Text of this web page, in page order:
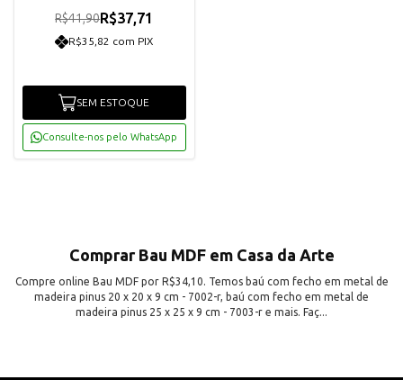
R$41,90R$37,71
R$35,82 com PIX
SEM ESTOQUE
Consulte-nos pelo WhatsApp
Comprar Bau MDF em Casa da Arte
Compre online Bau MDF por R$34,10. Temos baú com fecho em metal de
madeira pinus 20 x 20 x 9 cm - 7002-r, baú com fecho em metal de
madeira pinus 25 x 25 x 9 cm - 7003-r e mais. Faç...